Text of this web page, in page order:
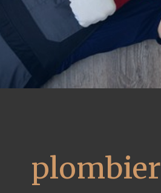
plombier